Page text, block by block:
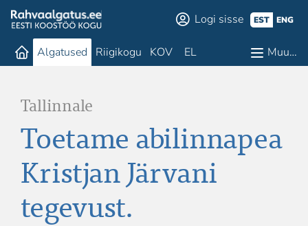
Logi sisse EST ENG
Algatused Riigikogu KOV EL Muu…
Tallinnale
Toetame abilinnapea
Kristjan Järvani
tegevust.